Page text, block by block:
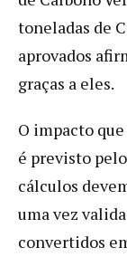
toneladas de
aprovados
graças a eles.
O impacto
é previsto
cálculos
uma vez
convertidos